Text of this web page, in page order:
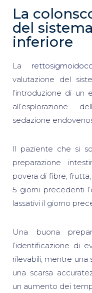
La
del
inferiore
La
valutazione del
l’introduzione di un
all’esplorazione
sedazione
Il paziente che si
preparazione
povera di fibre,
5 giorni precedenti
lassativi il giorno
Una buona
l’identificazione di
rilevabili, mentre una
una scarsa
un aumento dei